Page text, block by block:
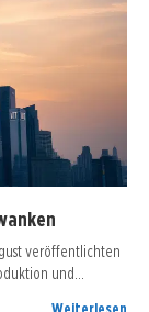
veröffentlichten
und…